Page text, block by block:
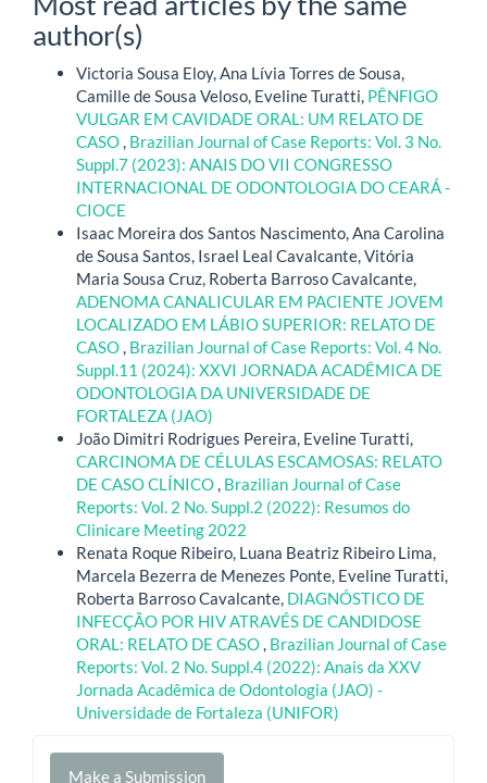
author(s)
Victoria Sousa Eloy, Ana Lívia Torres de Sousa,
Camille de Sousa Veloso, Eveline Turatti, PÊNFIGO
VULGAR EM CAVIDADE ORAL: UM RELATO DE
CASO, Brazilian Journal of Case Reports: Vol. 3 No.
Suppl.7 (2023): ANAIS DO VII CONGRESSO
INTERNACIONAL DE ODONTOLOGIA DO CEARÁ -
CIOCE
Isaac Moreira dos Santos Nascimento, Ana Carolina
de Sousa Santos, Israel Leal Cavalcante, Vitória
Maria Sousa Cruz, Roberta Barroso Cavalcante,
ADENOMA CANALICULAR EM PACIENTE JOVEM
LOCALIZADO EM LÁBIO SUPERIOR: RELATO DE
CASO, Brazilian Journal of Case Reports: Vol. 4 No.
Suppl.11 (2024): XXVI JORNADA ACADÊMICA DE
ODONTOLOGIA DA UNIVERSIDADE DE
FORTALEZA (JAO)
João Dimitri Rodrigues Pereira, Eveline Turatti,
CARCINOMA DE CÉLULAS ESCAMOSAS: RELATO
DE CASO CLÍNICO, Brazilian Journal of Case
Reports: Vol. 2 No. Suppl.2 (2022): Resumos do
Clinicare Meeting 2022
Renata Roque Ribeiro, Luana Beatriz Ribeiro Lima,
Marcela Bezerra de Menezes Ponte, Eveline Turatti,
Roberta Barroso Cavalcante, DIAGNÓSTICO DE
INFECÇÃO POR HIV ATRAVÉS DE CANDIDOSE
ORAL: RELATO DE CASO, Brazilian Journal of Case
Reports: Vol. 2 No. Suppl.4 (2022): Anais da XXV
Jornada Acadêmica de Odontologia (JAO) -
Universidade de Fortaleza (UNIFOR)
Make
Make a Submission